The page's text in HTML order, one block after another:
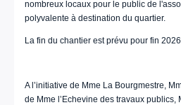
nombreux locaux pour le public de
polyvalente à destination du quartier.
La fin du chantier est prévu pour fin
A l’initiative de Mme La Bourgmestre,
de Mme l’Echevine des travaux publics,